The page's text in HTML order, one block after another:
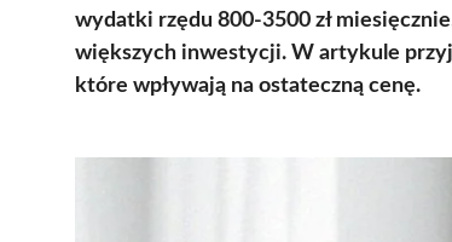
wydatki rzędu 800-3500 zł
większych inwestycji. W artykule
które wpływają na ostateczną cenę.